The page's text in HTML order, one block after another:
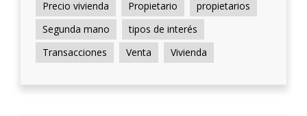
Precio vivienda
Propietario
propietarios
Segunda mano
tipos de interés
Transacciones
Venta Vivienda